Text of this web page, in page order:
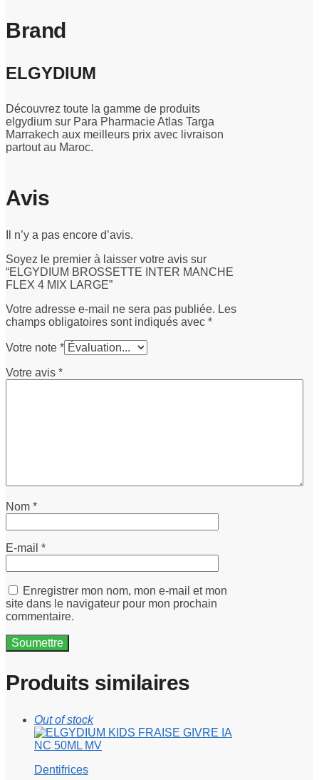
Brand
ELGYDIUM
Découvrez toute la gamme de produits
elgydium sur Para Pharmacie Atlas Targa
Marrakech aux meilleurs prix avec livraison
partout au Maroc.
Avis
Il n’y a pas encore d’avis.
Soyez le premier à laisser votre avis sur
“ELGYDIUM BROSSETTE INTER MANCHE
FLEX 4 MIX LARGE”
Votre adresse e-mail ne sera pas publiée. Les
champs obligatoires sont indiqués avec *
Votre note *
Votre avis *
Nom *
E-mail *
Enregistrer mon nom, mon e-mail et mon
site dans le navigateur pour mon prochain
commentaire.
Produits similaires
Out of stock
Dentifrices